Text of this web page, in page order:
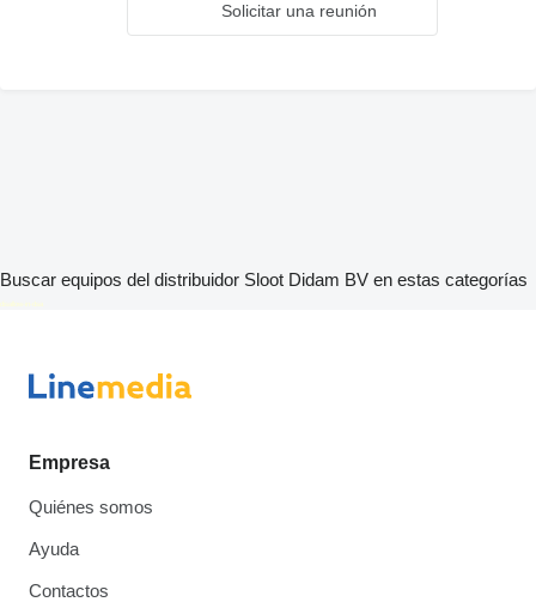
Solicitar una reunión
Buscar equipos del distribuidor Sloot Didam BV en estas categorías
disallow-in-dsa
Empresa
Quiénes somos
Ayuda
Contactos